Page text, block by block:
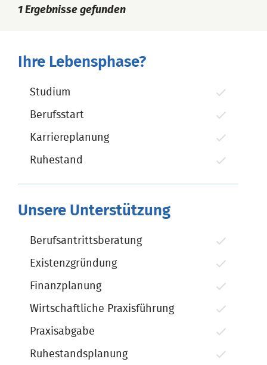
1 Ergebnisse gefunden
Ihre Lebensphase?
Studium
Berufsstart
Karriereplanung
Ruhestand
Unsere Unterstützung
Berufsantrittsberatung
Existenzgründung
Finanzplanung
Wirtschaftliche Praxisführung
Praxisabgabe
Ruhestandsplanung